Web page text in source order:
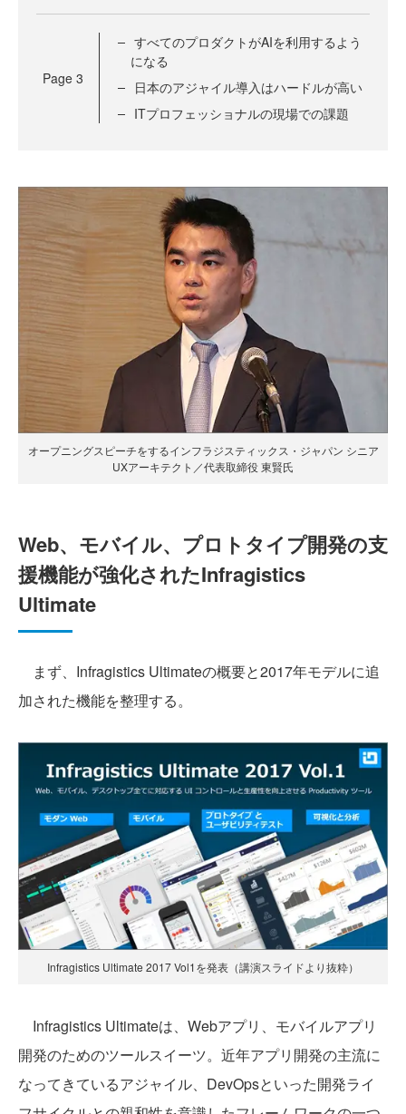
Page 3
すべてのプロダクトがAIを利用するよう
になる
日本のアジャイル導入はハードルが高い
ITプロフェッショナルの現場での課題
オープニングスピーチをするインフラジスティックス・ジャパン シニア
UXアーキテクト／代表取締役 東賢氏
Web、モバイル、プロトタイプ開発の支
援機能が強化されたInfragistics
Ultimate
まず、Infragistics Ultimateの概要と2017年モデルに追
加された機能を整理する。
Infragistics Ultimate 2017 Vol1を発表（講演スライドより抜粋）
Infragistics Ultimateは、Webアプリ、モバイルアプリ
開発のためのツールスイーツ。近年アプリ開発の主流に
なってきているアジャイル、DevOpsといった開発ライ